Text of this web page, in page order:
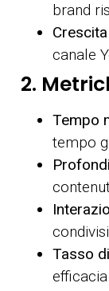
brand
canale
2.
Tempo
tempo
Tasso